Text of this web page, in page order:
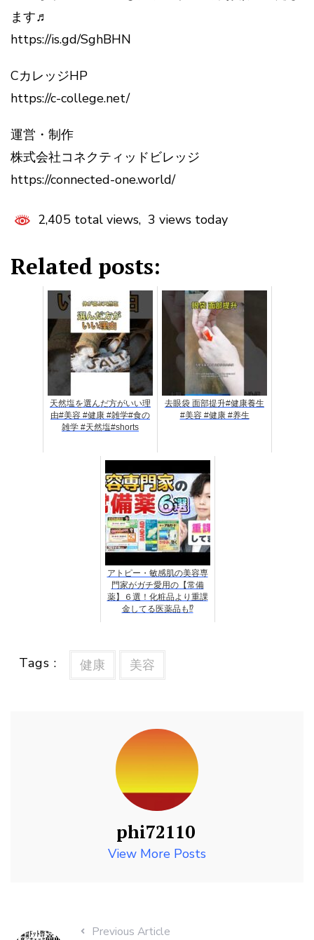
ます♬
https://is.gd/SghBHN
CカレッジHP
https://c-college.net/
運営・制作
株式会社コネクティッドビレッジ
https://connected-one.world/
2,405 total views, 3 views today
Related posts:
天然塩を選んだ方がいい理
由#美容 #健康 #雑学#食の
雑学 #天然塩#shorts
去眼袋 面部提升#健康養生
#美容 #健康 #养生
アトピー・敏感肌の美容専
門家がガチ愛用の【常備
薬】６選！化粧品より重課
金してる医薬品も⁉
Tags : 健康 美容
phi72110
View More Posts
Previous Article